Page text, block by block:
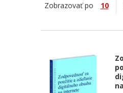
Zobrazovať po 10